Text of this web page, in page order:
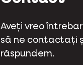
Aveți vreo
să ne contactați
răspundem.